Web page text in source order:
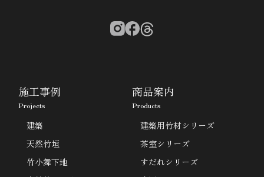
施工事例
Projects
建築
天然竹垣
竹小舞下地
商品案内
Products
建築用竹材シリーズ
茶室シリーズ
すだれシリーズ